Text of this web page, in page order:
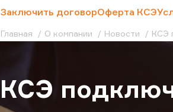
Заключить договорОферта КСЭ
Главная О компании Новости КСЭ
КСЭ